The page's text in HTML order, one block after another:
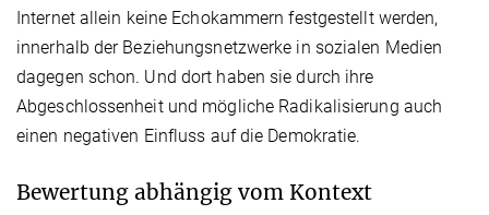
Internet allein keine Echokammern festgestellt werden,
innerhalb der Beziehungsnetzwerke in sozialen Medien
dagegen schon. Und dort haben sie durch ihre
Abgeschlossenheit und mögliche Radikalisierung auch
einen negativen Einfluss auf die Demokratie.
Bewertung abhängig vom Kontext